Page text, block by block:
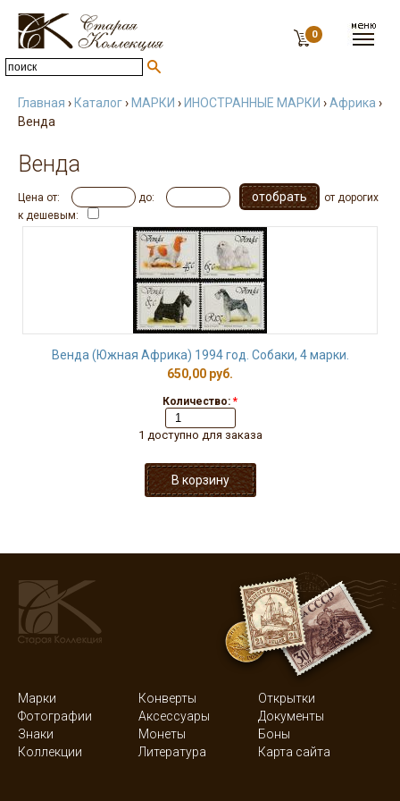
0
Главная › Каталог› МАРКИ › ИНОСТРАННЫЕ МАРКИ ›Африка ›
Венда
Венда
Цена от: до:
от дорогих
к дешевым:
Венда (Южная Африка) 1994 год. Собаки, 4 марки.
650,00 руб.
Количество: *
1 доступно для заказа
Марки Конверты
Открытки
Фотографии
Аксессуары
Документы
Знаки
Монеты
Боны
Коллекции
Литература Карта сайта